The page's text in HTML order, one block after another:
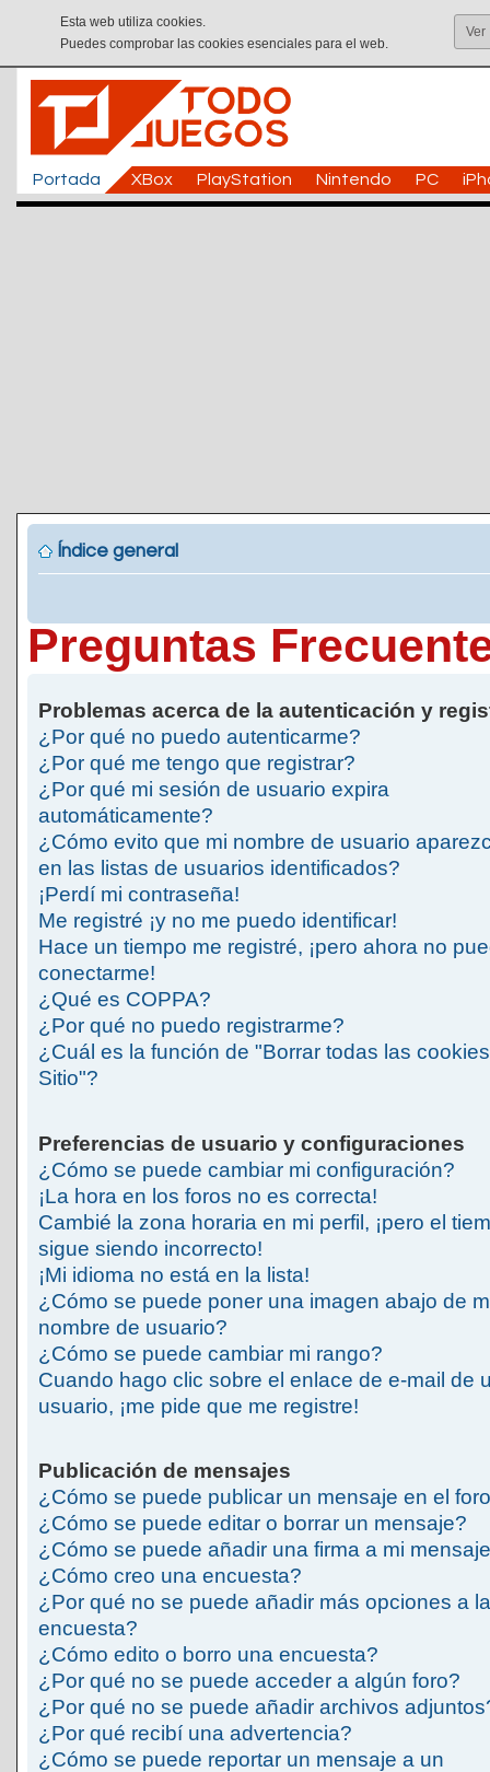
Esta web utiliza cookies.
Puedes comprobar las cookies esenciales para el web.
Ver
Portada XBox PlayStation Nintendo PC
Índice general
Preguntas
Problemas acerca de la autenticación y
¿Por qué no puedo autenticarme?
¿Por qué me tengo que registrar?
¿Por qué mi sesión de usuario expira
automáticamente?
¿Cómo evito que mi nombre de usuario
en las listas de usuarios identificados?
¡Perdí mi contraseña!
Me registré ¡y no me puedo identificar!
Hace un tiempo me registré, ¡pero ahora no
conectarme!
¿Qué es COPPA?
¿Por qué no puedo registrarme?
¿Cuál es la función de "Borrar todas las
Sitio"?
Preferencias de usuario y configuraciones
¿Cómo se puede cambiar mi configuración?
¡La hora en los foros no es correcta!
Cambié la zona horaria en mi perfil, ¡pero el
sigue siendo incorrecto!
¡Mi idioma no está en la lista!
¿Cómo se puede poner una imagen abajo de
nombre de usuario?
¿Cómo se puede cambiar mi rango?
Cuando hago clic sobre el enlace de e-mail de
usuario, ¡me pide que me registre!
Publicación de mensajes
¿Cómo se puede publicar un mensaje en el
¿Cómo se puede editar o borrar un mensaje?
¿Cómo se puede añadir una firma a mi
¿Cómo creo una encuesta?
¿Por qué no se puede añadir más opciones a la
encuesta?
¿Cómo edito o borro una encuesta?
¿Por qué no se puede acceder a algún foro?
¿Por qué no se puede añadir archivos
¿Por qué recibí una advertencia?
¿Cómo se puede reportar un mensaje a un